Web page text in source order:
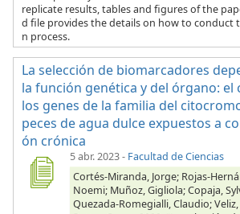
replicate results, tables and figures of the
d file provides the details on how to conduct
n process.
La selección de biomarcadores
la función genética y del órgano: el
los genes de la familia del
peces de agua dulce expuestos a
ón crónica
5 abr. 2023- Facultad de Ciencias
Cortés-Miranda, Jorge; Rojas-
Noemi; Muñoz, Gigliola; Copaja,
Quezada-Romegialli, Claudio;